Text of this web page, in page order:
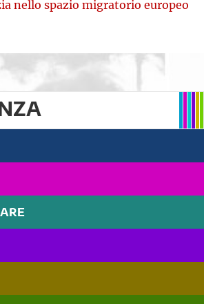
nello spazio migratorio europeo